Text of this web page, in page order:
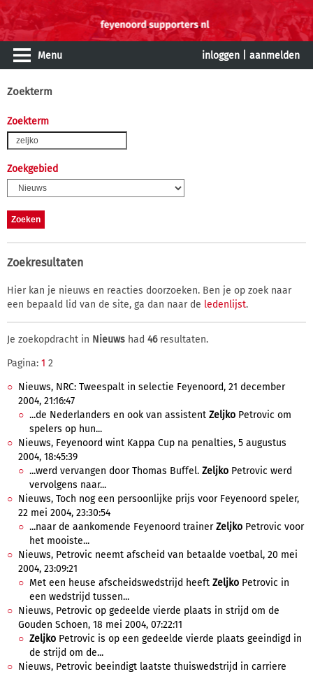
Menu inloggen aanmelden
Zoekterm
Zoekterm
Zoekgebied
Zoekresultaten
Hier kan je nieuws en reacties doorzoeken. Ben je op zoek naar
een bepaald lid van de site, ga dan naar de ledenlijst.
Je zoekopdracht in Nieuws had 46resultaten.
Pagina: 1 2
Nieuws, NRC: Tweespalt in selectie Feyenoord, 21 december
2004, 21:16:47
...de Nederlanders en ook van assistent Zeljko Petrovic om
spelers op hun...
Nieuws, Feyenoord wint Kappa Cup na penalties, 5 augustus
2004, 18:45:39
...werd vervangen door Thomas Buffel. Zeljko Petrovic werd
vervolgens naar...
Nieuws, Toch nog een persoonlijke prijs voor Feyenoord speler,
22 mei 2004, 23:30:54
...naar de aankomende Feyenoord trainerZeljko Petrovic voor
het mooiste...
Nieuws, Petrovic neemt afscheid van betaalde voetbal, 20 mei
2004, 23:09:21
Met een heuse afscheidswedstrijd heeft Zeljko Petrovic in
een wedstrijd tussen...
Nieuws, Petrovic op gedeelde vierde plaats in strijd om de
Gouden Schoen, 18 mei 2004, 07:22:11
Zeljko Petrovic is op een gedeelde vierde plaats geeindigd in
de strijd om de...
Nieuws, Petrovic beeindigt laatste thuiswedstrijd in carriere